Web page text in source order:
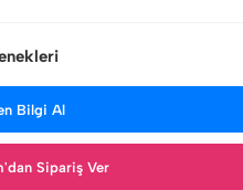
Bilgi Al
Sipariş Ver